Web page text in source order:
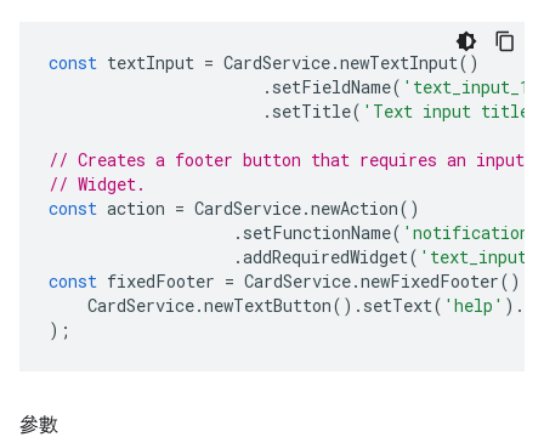
const textInput = CardService.newTextInput()
. setFieldName( 'text_input_1'
. setTitle( 'Text input title'
// Creates a footer button that requires an input
// Widget.
const action = CardService.newAction()
. setFunctionName(
.addRequiredWidget(
const fixedFooter = CardService.newFixedFooter().
CardService.newTextButton(). setText( 'help' ).
);
參數